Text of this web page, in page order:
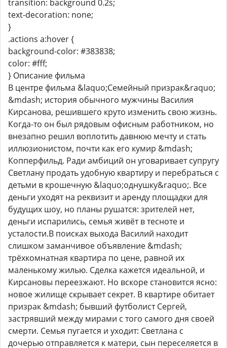
transition: background 0.2s;
text-decoration: none;
}
.actions a:hover {
background-color: #383838;
color: #fff;
} Описание фильма
В центре фильма &laquo;Семейный призрак&raquo;
&mdash; история обычного мужчины Василия
Кирсанова, решившего круто изменить свою жизнь.
Когда-то он был рядовым офисным работником, но
внезапно решил воплотить давнюю мечту и стать
иллюзионистом, почти как его кумир &mdash;
Копперфильд. Ради амбиций он уговаривает супругу
Светлану продать удобную квартиру и перебраться с
детьми в крошечную &laquo;однушку&raquo;. Все
деньги уходят на реквизит и аренду площадки для
будущих шоу, но планы рушатся: зрителей нет,
деньги испарились, семья живёт в тесноте и
усталости.В поисках выхода Василий находит
слишком заманчивое объявление &mdash;
трёхкомнатная квартира по цене, равной их
маленькому жилью. Сделка кажется идеальной, и
Кирсановы переезжают. Но вскоре становится ясно:
новое жилище скрывает секрет. В квартире обитает
призрак &mdash; бывший футболист Сергей,
застрявший между мирами с того самого дня своей
смерти. Семья пугается и уходит: Светлана с
дочерью отправляется к матери, сын переселяется в